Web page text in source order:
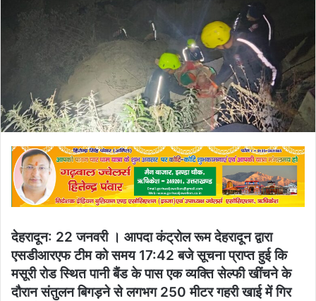
देहरादून: 22 जनवरी । आपदा कंट्रोल रूम देहरादून द्वारा
एसडीआरएफ टीम को समय 17:42 बजे सूचना प्राप्त हुई कि
मसूरी रोड स्थित पानी बैंड के पास एक व्यक्ति सेल्फी खींचने के
दौरान संतुलन बिगड़ने से लगभग 250 मीटर गहरी खाई में गिर